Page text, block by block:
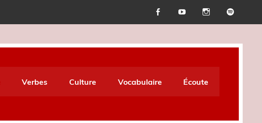
Verbes Culture Vocabulaire Écoute